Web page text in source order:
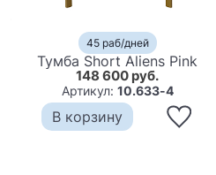
45 раб/дней
Тумба Short Aliens Pink
148 600 руб.
Артикул: 10.633-4
В корзину